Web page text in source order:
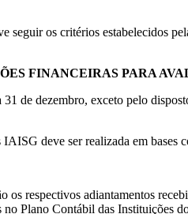
seguir os critérios estabelecidos
FINANCEIRAS PARA
de dezembro, exceto pelo
deve ser realizada em bases
os respectivos adiantamentos
Plano Contábil das Instituições